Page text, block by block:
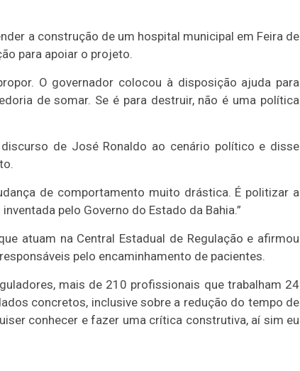
a construção de um hospital municipal em Feira de
para apoiar o projeto.
O governador colocou à disposição ajuda para
de somar. Se é para destruir, não é uma política
de José Ronaldo ao cenário político e disse
de comportamento muito drástica. É politizar a
pelo Governo do Estado da Bahia.”
atuam na Central Estadual de Regulação e afirmou
pelo encaminhamento de pacientes.
mais de 210 profissionais que trabalham 24
concretos, inclusive sobre a redução do tempo de
conhecer e fazer uma crítica construtiva, aí sim eu